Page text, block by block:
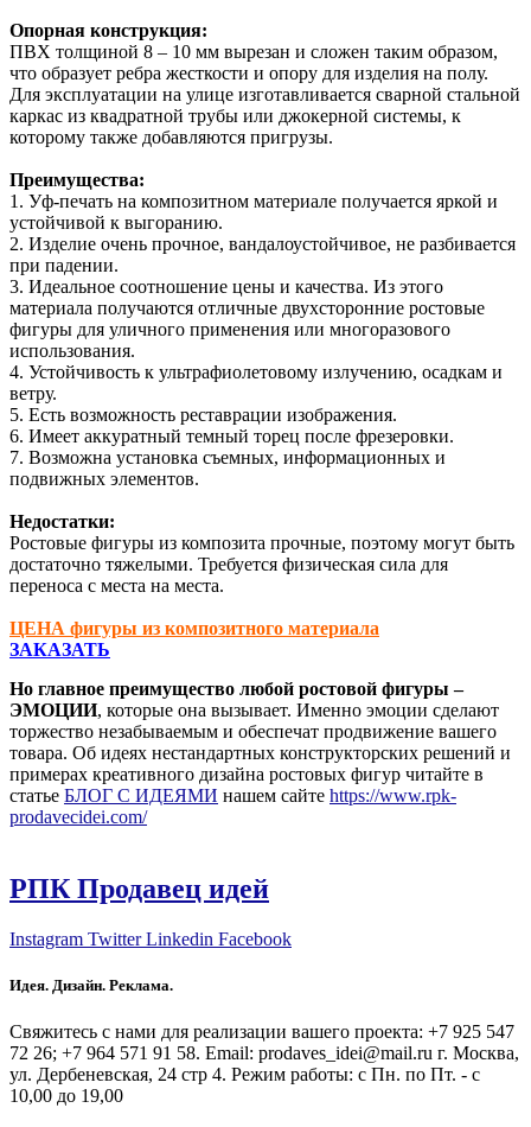
Опорная конструкция:
ПВХ толщиной 8 – 10 мм вырезан и сложен таким образом,
что образует ребра жесткости и опору для изделия на полу.
Для эксплуатации на улице изготавливается сварной стальной
каркас из квадратной трубы или джокерной системы, к
которому также добавляются пригрузы.
Преимущества:
1. Уф-печать на композитном материале получается яркой и
устойчивой к выгоранию.
2. Изделие очень прочное, вандалоустойчивое, не разбивается
при падении.
3. Идеальное соотношение цены и качества. Из этого
материала получаются отличные двухсторонние ростовые
фигуры для уличного применения или многоразового
использования.
4. Устойчивость к ультрафиолетовому излучению, осадкам и
ветру.
5. Есть возможность реставрации изображения.
6. Имеет аккуратный темный торец после фрезеровки.
7. Возможна установка съемных, информационных и
подвижных элементов.
Недостатки:
Ростовые фигуры из композита прочные, поэтому могут быть
достаточно тяжелыми. Требуется физическая сила для
переноса с места на места.
ЦЕНА фигуры из композитного материала
ЗАКАЗАТЬ
Но главное преимущество любой ростовой фигуры –
ЭМОЦИИ, которые она вызывает. Именно эмоции сделают
торжество незабываемым и обеспечат продвижение вашего
товара. Об идеях нестандартных конструкторских решений и
примерах креативного дизайна ростовых фигур читайте в
статье БЛОГ С ИДЕЯМИ нашем сайте https://www.rpk-
prodavecidei.com/
РПК Продавец идей
Instagram Twitter Linkedin Facebook
Идея. Дизайн. Реклама.
Свяжитесь с нами для реализации вашего проекта: +7 925 547
72 26; +7 964 571 91 58. Email: prodaves_idei@mail.ru г. Москва,
ул. Дербеневская, 24 стр 4. Режим работы: с Пн. по Пт. - с
10,00 до 19,00